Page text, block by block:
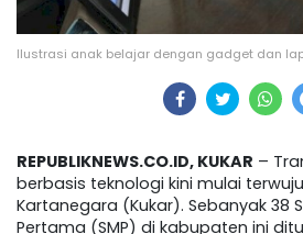
Ilustrasi anak belajar dengan gadget dan
REPUBLIKNEWS.CO.ID, KUKAR –
berbasis teknologi kini mulai
Kartanegara (Kukar). Sebanyak 38
Pertama (SMP) di kabupaten ini